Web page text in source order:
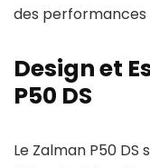
des performances
Design et
P50 DS
Le Zalman P50 DS